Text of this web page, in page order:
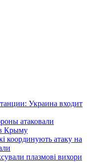
Украина входит
атаковали
Крыму
координують атаку на
плазмові вихори